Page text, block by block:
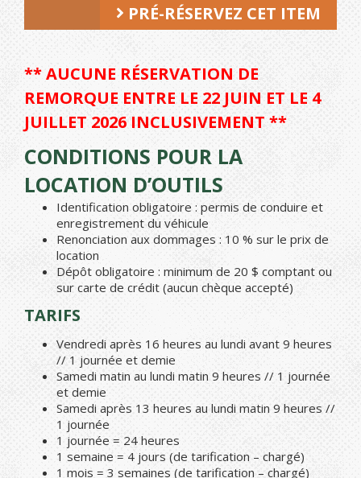
PRÉ-RÉSERVEZ CET ITEM
** AUCUNE RÉSERVATION DE
REMORQUE ENTRE LE 22 JUIN ET LE 4
JUILLET 2026 INCLUSIVEMENT **
CONDITIONS POUR LA
LOCATION D’OUTILS
Identification obligatoire : permis de conduire et
enregistrement du véhicule
Renonciation aux dommages : 10 % sur le prix de
location
Dépôt obligatoire : minimum de 20 $ comptant ou
sur carte de crédit (aucun chèque accepté)
TARIFS
Vendredi après 16 heures au lundi avant 9 heures
// 1 journée et demie
Samedi matin au lundi matin 9 heures // 1 journée
et demie
Samedi après 13 heures au lundi matin 9 heures //
1 journée
1 journée = 24 heures
1 semaine = 4 jours (de tarification – chargé)
1 mois = 3 semaines (de tarification – chargé)